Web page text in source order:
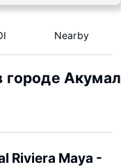
Nearby
городе
Riviera Maya -